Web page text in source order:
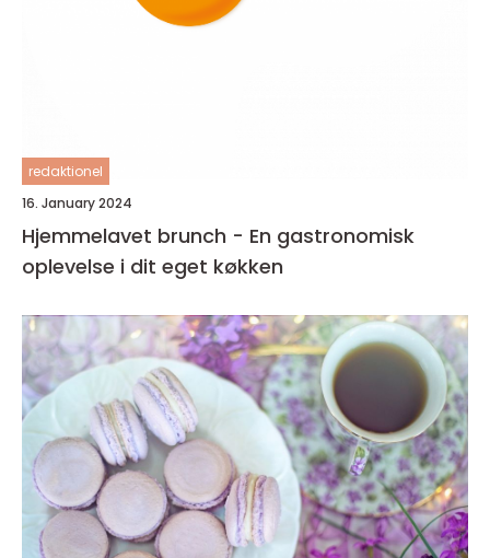
redaktionel
16. January 2024
Hjemmelavet brunch - En gastronomisk
oplevelse i dit eget køkken